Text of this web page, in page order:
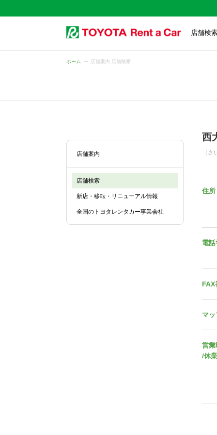
店舗検
ホーム 店舗案内 店舗検索
店舗案内
店舗検索
新店・移転・リニューアル情報
全国のトヨタレンタカー事業会社
西
（
住所
電
FAX
マ
営業
/休